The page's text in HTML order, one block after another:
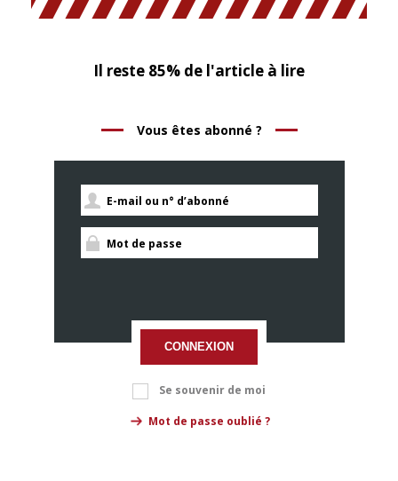
Il reste 85% de l'article à lire
Vous êtes abonné ?
CONNEXION
Se souvenir de moi
Mot de passe oublié ?